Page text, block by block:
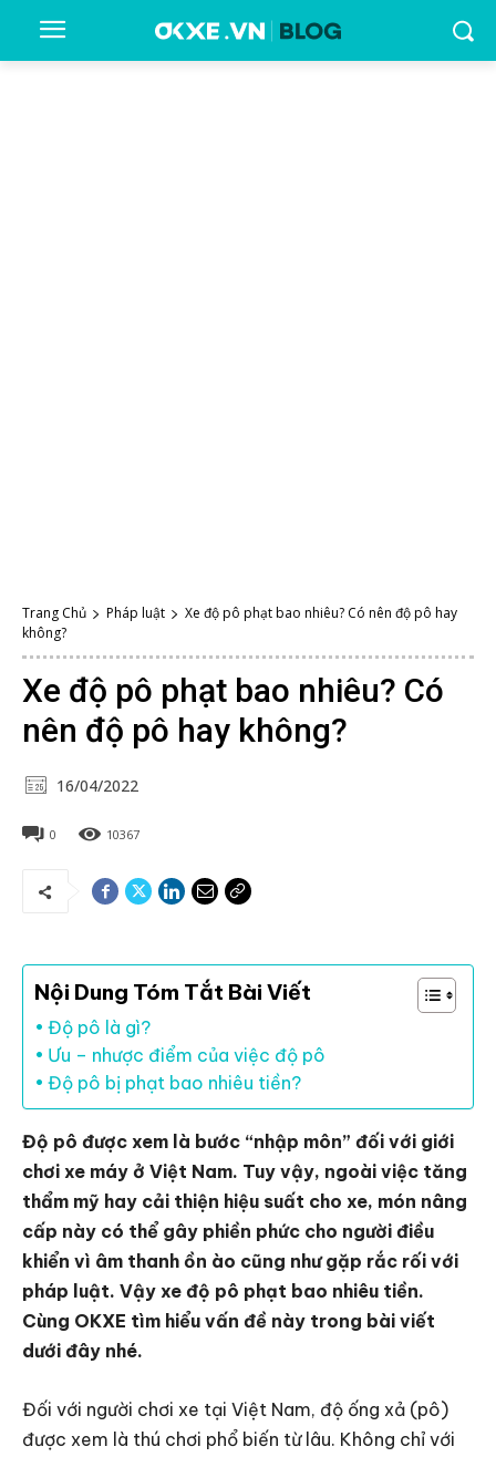
Trang Chủ Pháp luật
Xe độ pô phạt bao nhiêu? Có nên độ pô hay
không?
Xe độ pô phạt bao nhiêu? Có
nên độ pô hay không?
16/04/2022
0 10367
Nội Dung Tóm Tắt Bài Viết
Độ pô là gì?
Ưu – nhược điểm của việc độ pô
Độ pô bị phạt bao nhiêu tiền?
Độ pô được xem là bước “nhập môn” đối với giới
chơi xe máy ở Việt Nam. Tuy vậy, ngoài việc tăng
thẩm mỹ hay cải thiện hiệu suất cho xe, món nâng
cấp này có thể gây phiền phức cho người điều
khiển vì âm thanh ồn ào cũng như gặp rắc rối với
pháp luật. Vậy xe độ pô phạt bao nhiêu tiền.
Cùng OKXE tìm hiểu vấn đề này trong bài viết
dưới đây nhé.
Đối với người chơi xe tại Việt Nam, độ ống xả (pô)
được xem là thú chơi phổ biến từ lâu. Không chỉ với